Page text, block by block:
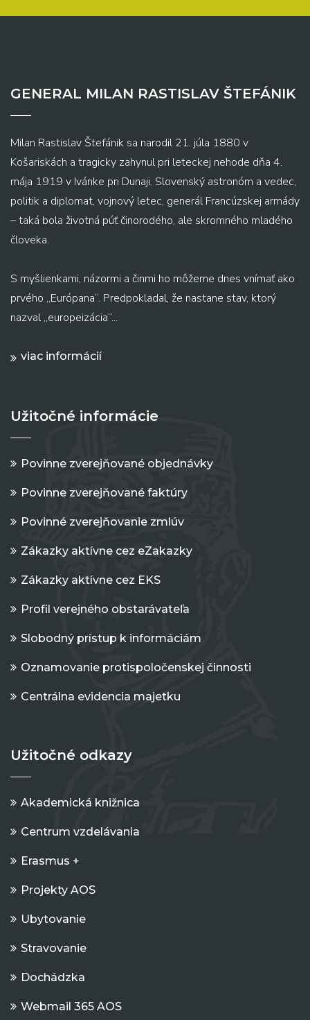
GENERAL MILAN RASTISLAV ŠTEFÁNIK
Milan Rastislav Štefánik sa narodil 21. júla 1880 v
Košariskách a tragicky zahynul pri leteckej nehode dňa 4.
mája 1919 v Ivánke pri Dunaji. Slovenský astronóm a vedec,
politik a diplomat, vojnový letec, generál Francúzskej armády
– taká bola životná púť činorodého, ale skromného mladého
človeka.
S myšlienkami, názormi a činmi ho môžeme dnes vnímať ako
prvého „Európana“. Predpokladal, že nastane stav, ktorý
nazval „europeizácia“...
viac informácií
Užitočné informácie
Povinne zverejňované objednávky
Povinne zverejňované faktúry
Povinné zverejňovanie zmlúv
Zákazky aktívne cez eZakazky
Zákazky aktívne cez EKS
Profil verejného obstarávateľa
Slobodný prístup k informáciám
Oznamovanie protispoločenskej činnosti
Centrálna evidencia majetku
Užitočné odkazy
Akademická knižnica
Centrum vzdelávania
Erasmus +
Projekty AOS
Ubytovanie
Stravovanie
Dochádzka
Webmail 365 AOS